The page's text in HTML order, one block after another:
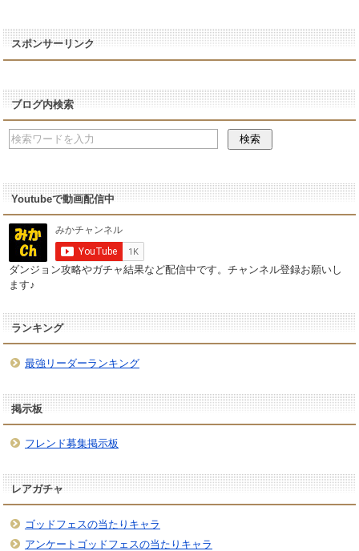
スポンサーリンク
ブログ内検索
Youtubeで動画配信中
ダンジョン攻略やガチャ結果など配信中です。チャンネル登録お願いし
ます♪
ランキング
最強リーダーランキング
掲示板
フレンド募集掲示板
レアガチャ
ゴッドフェスの当たりキャラ
アンケートゴッドフェスの当たりキャラ